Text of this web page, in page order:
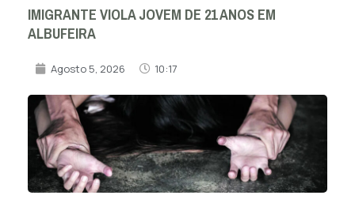
IMIGRANTE VIOLA JOVEM DE 21 ANOS EM
ALBUFEIRA
Agosto 5, 2026 10:17